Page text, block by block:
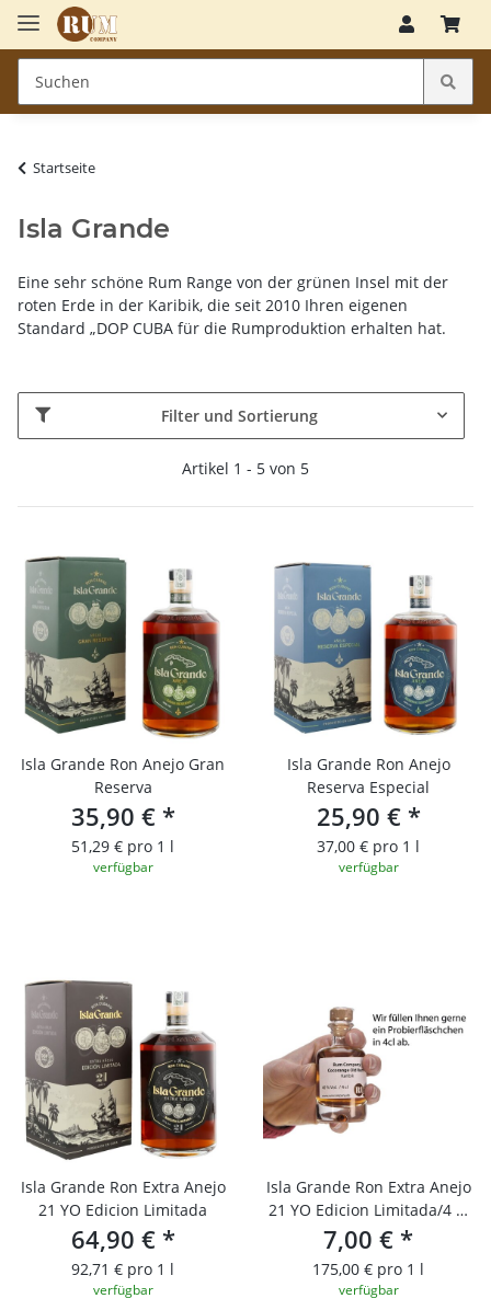
Startseite
Isla Grande
Eine sehr schöne Rum Range von der grünen Insel mit der
roten Erde in der Karibik, die seit 2010 Ihren eigenen
Standard „DOP CUBA für die Rumproduktion erhalten hat.
Filter und Sortierung
Artikel 1 - 5 von 5
Isla Grande Ron Anejo Gran
Reserva
35,90 € *
51,29 € pro 1 l
verfügbar
Isla Grande Ron Anejo
Reserva Especial
25,90 € *
37,00 € pro 1 l
verfügbar
Isla Grande Ron Extra Anejo
21 YO Edicion Limitada
64,90 € *
92,71 € pro 1 l
verfügbar
Isla Grande Ron Extra Anejo
21 YO Edicion Limitada/4 cl
Probierfläschchen
7,00 € *
175,00 € pro 1 l
verfügbar